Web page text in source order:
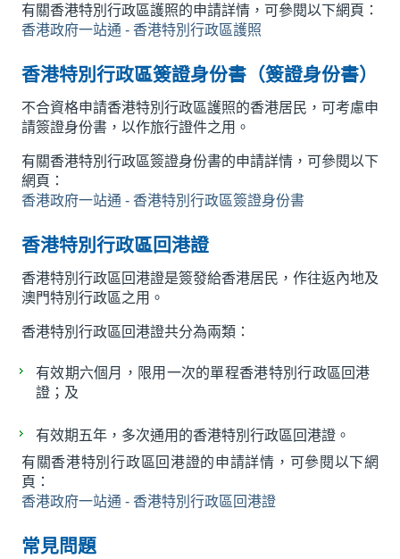
有關香港特別行政區護照的申請詳情，可參閱以下網頁：
香港政府一站通 - 香港特別行政區護照
香港特別行政區簽證身份書（簽證身份書）
不合資格申請香港特別行政區護照的香港居民，可考慮申
請簽證身份書，以作旅行證件之用。
有關香港特別行政區簽證身份書的申請詳情，可參閱以下
網頁：
香港政府一站通 - 香港特別行政區簽證身份書
香港特別行政區回港證
香港特別行政區回港證是簽發給香港居民，作往返內地及
澳門特別行政區之用。
香港特別行政區回港證共分為兩類：
有效期六個月，限用一次的單程香港特別行政區回港
證；及
有效期五年，多次通用的香港特別行政區回港證。
有關香港特別行政區回港證的申請詳情，可參閱以下網
頁：
香港政府一站通 - 香港特別行政區回港證
常見問題